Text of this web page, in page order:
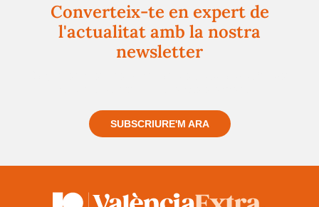
Converteix-te en expert de
l'actualitat amb la nostra
newsletter
SUBSCRIURE'M ARA